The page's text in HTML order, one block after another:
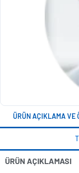
ÜRÜN AÇIKLAMA VE
ÜRÜN AÇIKLAMASI